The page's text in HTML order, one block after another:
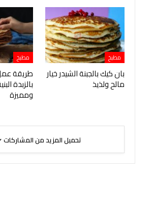
مطبخ
بان كيك بالجبنة الشيدر خيار
مالح ولذيذ
مطبخ
طريقة
بالزبدة
ومميزة
تحميل المزيد من المشاركات